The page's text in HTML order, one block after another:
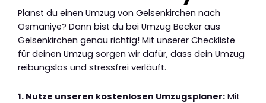
Planst du einen Umzug von Gelsenkirchen nach
Osmaniye? Dann bist du bei Umzug Becker aus
Gelsenkirchen genau richtig! Mit unserer Checkliste
für deinen Umzug sorgen wir dafür, dass dein Umzug
reibungslos und stressfrei verläuft.
1. Nutze unseren kostenlosen Umzugsplaner: Mit